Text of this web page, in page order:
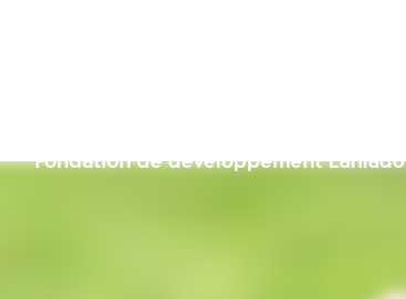
Fondation de développement Laniado